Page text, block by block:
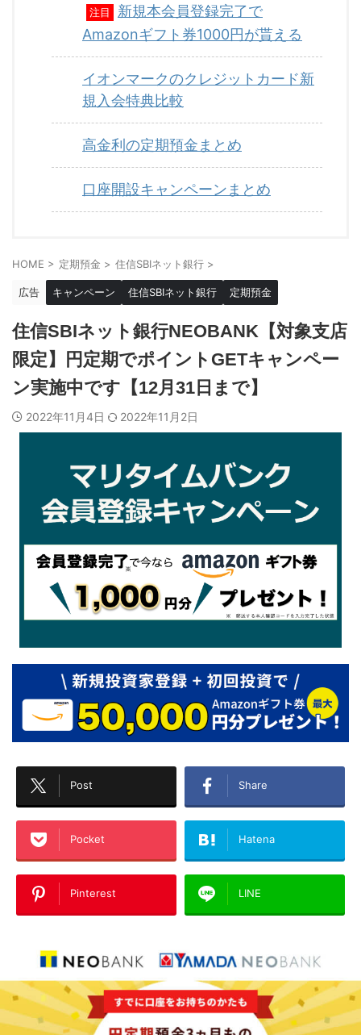
注目
新規本会員登録完了で
Amazonギフト券1000円が貰える
イオンマークのクレジットカード新
規入会特典比較
高金利の定期預金まとめ
口座開設キャンペーンまとめ
HOME > 定期預金 > 住信SBIネット銀行 >
広告 キャンペーン 住信SBIネット銀行 定期預金
住信SBIネット銀行NEOBANK【対象支店
限定】円定期でポイントGETキャンペー
ン実施中です【12月31日まで】
2022年11月4日 2022年11月2日
Post Share
Pocket Hatena
Pinterest LINE